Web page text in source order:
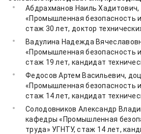
Абдрахманов Наиль
«Промышленная безопасность
стаж 30 лет, доктор
Вадулина Надежда
«Промышленная безопасность
стаж 19 лет, кандидат
Федосов Артем Васильевич,
«Промышленная безопасность
стаж 14 лет, кандидат
Солодовников Александр
кафедры «Промышленная
труда» УГНТУ, стаж 14 лет,